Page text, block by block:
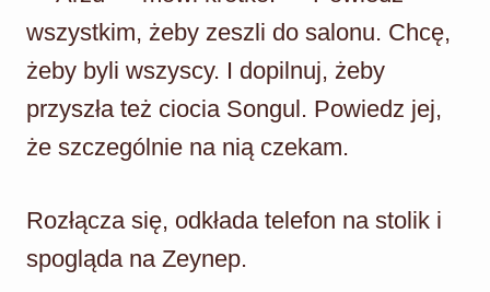
wszystkim, żeby zeszli do salonu. Chcę,
żeby byli wszyscy. I dopilnuj, żeby
przyszła też ciocia Songul. Powiedz jej,
że szczególnie na nią czekam.
Rozłącza się, odkłada telefon na stolik i
spogląda na Zeynep.